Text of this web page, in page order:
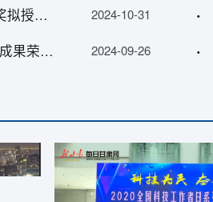
【中国非金属矿工业协会】2024年度非金属矿科学技术奖拟授奖项目公示 2024-10-31
【中国科学院兰州化学物理研究所】兰州化物所4项科研成果荣获2023年度甘肃省科学技术奖励 2024-09-26